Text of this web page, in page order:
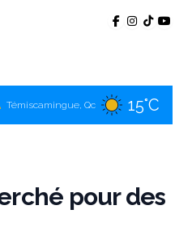
La Sarre, Qc 17°C
Amos, Qc 16°C
pour des